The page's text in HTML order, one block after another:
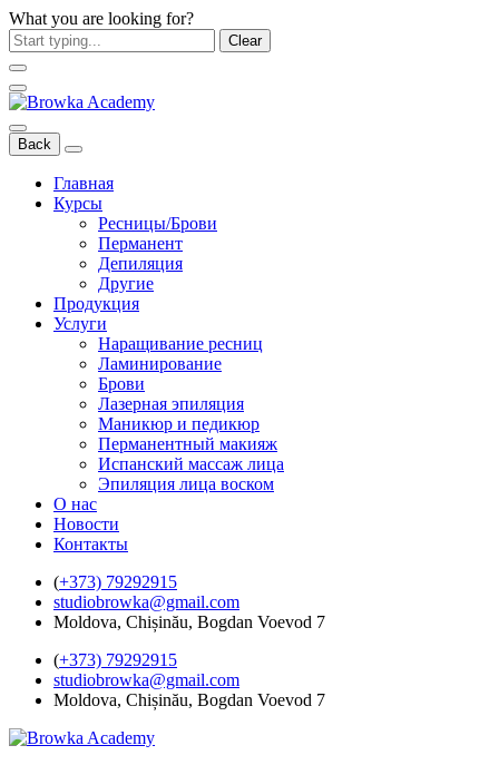
What you are looking for?
Clear
Back
Главная
Курсы
Ресницы/Брови
Перманент
Депиляция
Другие
Продукция
Услуги
Наращивание ресниц
Ламинирование
Брови
Лазерная эпиляция
Маникюр и педикюр
Перманентный макияж
Испанский массаж лица
Эпиляция лица воском
О нас
Новости
Контакты
(+373) 79292915
studiobrowka@gmail.com
Moldova, Chișinău, Bogdan Voevod 7
(+373) 79292915
studiobrowka@gmail.com
Moldova, Chișinău, Bogdan Voevod 7